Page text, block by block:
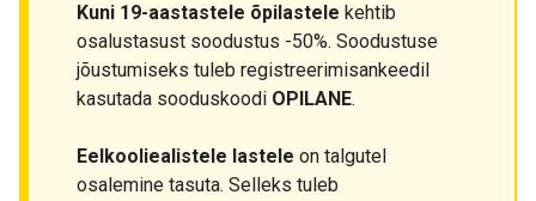
Kuni 19-aastastele õpilastele kehtib
osalustasust soodustus -50%. Soodustuse
jõustumiseks tuleb registreerimisankeedil
kasutada sooduskoodi OPILANE.
Eelkooliealistele lastele on talgutel
osalemine tasuta. Selleks tuleb